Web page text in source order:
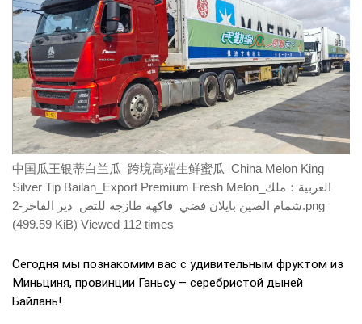
中国瓜王银蒂白兰瓜_跨境高端生鲜蜜瓜_China Melon King
Silver Tip Bailan_Export Premium Fresh Melon_العربية：ملك
شمام الصين بايلان فضي_فاكهة طازجة للتص_دير الفاخر-2.png
(499.59 KiB) Viewed 112 times
Сегодня мы познакомим вас с удивительным фруктом из
Миньциня, провинции Ганьсу – серебристой дыней
Байлань!